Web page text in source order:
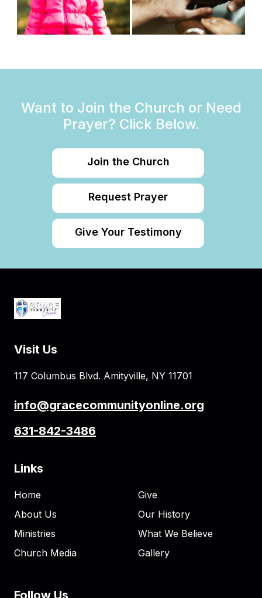
Want to Join the Church or Need
Prayer? Click Below.
Join the Church
Request Prayer
Give Your Testimony
Visit Us
117 Columbus Blvd. Amityville, NY 11701
info@gracecommunityonline.org
631-842-3486
Links
Home
Give
About Us
Our History
Ministries
What We Believe
Church Media
Gallery